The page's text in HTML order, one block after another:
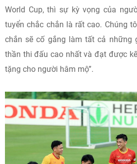
World Cup, thì sự kỳ vọng của
tuyển chắc chắn là rất cao. Chúng
chắn sẽ cố gắng làm tất cả những
thần thi đấu cao nhất và đạt được
tặng cho người hâm mộ”.